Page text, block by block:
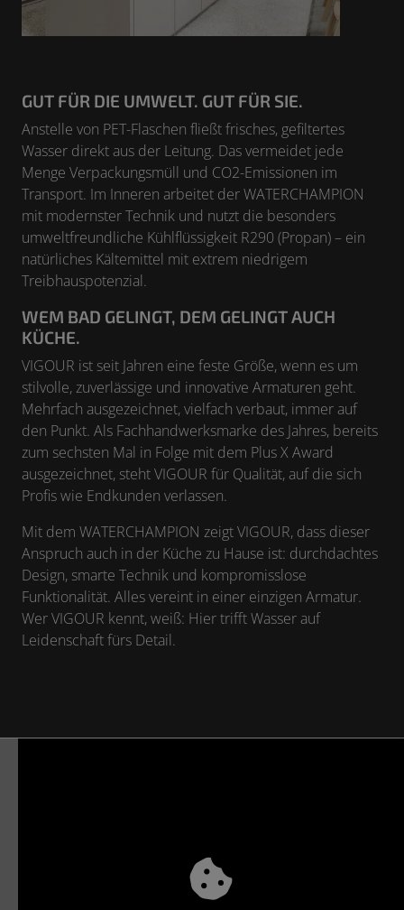
GUT FÜR DIE UMWELT. GUT FÜR SIE.
Anstelle von PET-Flaschen fließt frisches, gefiltertes
Wasser direkt aus der Leitung. Das vermeidet jede
Menge Verpackungsmüll und CO2-Emissionen im
Transport. Im Inneren arbeitet der WATERCHAMPION
mit modernster Technik und nutzt die besonders
umweltfreundliche Kühlflüssigkeit R290 (Propan) – ein
natürliches Kältemittel mit extrem niedrigem
Treibhauspotenzial.
WEM BAD GELINGT, DEM GELINGT AUCH
KÜCHE.
VIGOUR ist seit Jahren eine feste Größe, wenn es um
stilvolle, zuverlässige und innovative Armaturen geht.
Mehrfach ausgezeichnet, vielfach verbaut, immer auf
den Punkt. Als Fachhandwerksmarke des Jahres, bereits
zum sechsten Mal in Folge mit dem Plus X Award
ausgezeichnet, steht VIGOUR für Qualität, auf die sich
Profis wie Endkunden verlassen.
Mit dem WATERCHAMPION zeigt VIGOUR, dass dieser
Anspruch auch in der Küche zu Hause ist: durchdachtes
Design, smarte Technik und kompromisslose
Funktionalität. Alles vereint in einer einzigen Armatur.
Wer VIGOUR kennt, weiß: Hier trifft Wasser auf
Leidenschaft fürs Detail.